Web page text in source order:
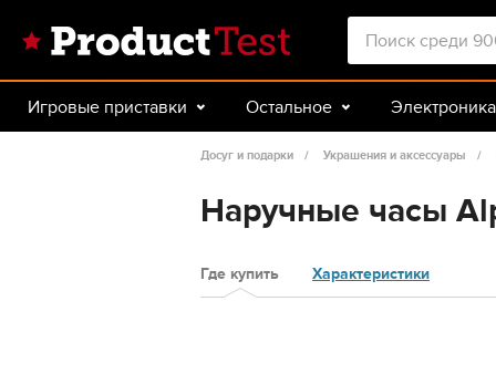
Игровые приставки Остальное Электроника
Авто Спорт и туризм
Досуг и подарки Украшения и аксессуары
Наручные часы
Где купить Характеристики